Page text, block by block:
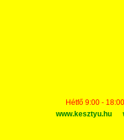
Hétfő 9:00 -
www.kesztyu.hu